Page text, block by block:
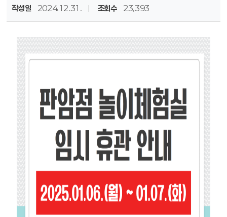
작성일
2024.12.31. 조회수 23,393